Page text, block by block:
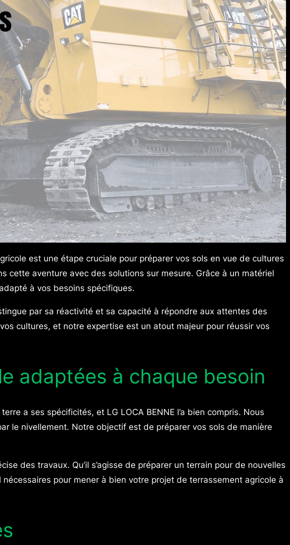
est une étape cruciale pour préparer vos sols en vue de cultures
cette aventure avec des solutions sur mesure. Grâce à un matériel
à vos besoins spécifiques.
par sa réactivité et sa capacité à répondre aux attentes des
cultures, et notre expertise est un atout majeur pour réussir vos
adaptées à chaque besoin
a ses spécificités, et LG LOCA BENNE l’a bien compris. Nous
le nivellement. Notre objectif est de préparer vos sols de manière
des travaux. Qu’il s’agisse de préparer un terrain pour de nouvelles
pour mener à bien votre projet de terrassement agricole à